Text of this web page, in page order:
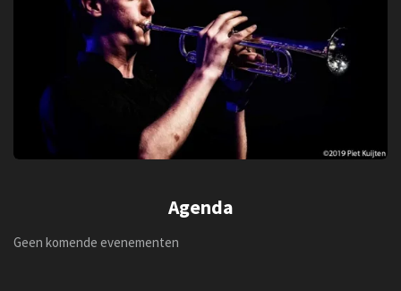
Agenda
Geen komende evenementen